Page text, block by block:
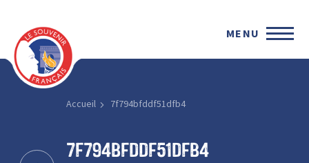
MENU
Accueil 7f794bfddf51dfb4
7f794bfddf51dfb4